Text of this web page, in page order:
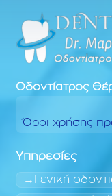
Οδοντίατρος
Όροι χρήσης
Υπηρεσίες
Γενική